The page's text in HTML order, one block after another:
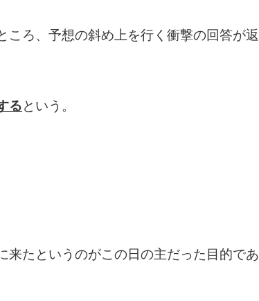
ろ、予想の斜め上を行く衝撃の回答が返
るという。
来たというのがこの日の主だった目的であ